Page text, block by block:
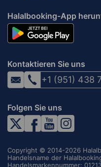
Halalbooking-App
Kontaktieren Sie uns
+1 (951) 438
Folgen Sie uns
Copyright © 2014-2026
Handelsname der
Handelsmarkennummer: